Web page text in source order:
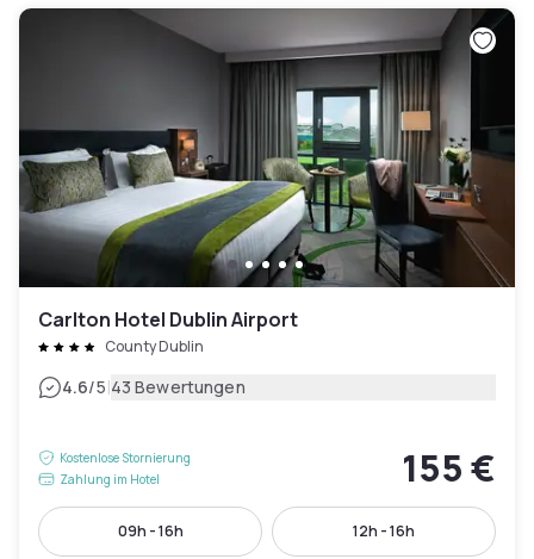
Carlton Hotel Dublin Airport
County Dublin
4.6/5|43 Bewertungen
Kostenlose Stornierung
Zahlung im Hotel
155 €
09h - 16h 12h - 16h